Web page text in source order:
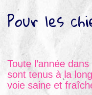
Pour les
Toute l’année
sont tenus à la
voie saine et